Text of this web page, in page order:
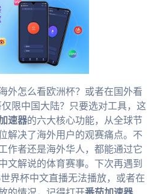
外怎么看欧洲杯？或者在国外看
限中国大陆？只要选对工具，这
速器的六大核心功能，从全球节
解决了海外用户的观赛痛点。不
作者还是海外华人，都能通过它
文解说的体育赛事。下次再遇到
界杯中文直播无法播放，或者在